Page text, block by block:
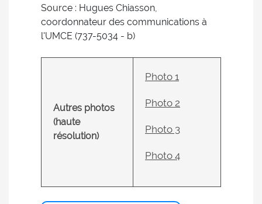
Source : Hugues Chiasson,
coordonnateur des communications à
l'UMCE (737-5034 - b)
Autres photos
(haute
résolution)
Photo 1
Photo 2
Photo 3
Photo 4